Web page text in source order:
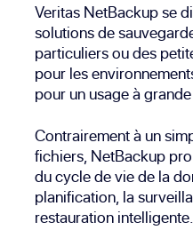
Veritas NetBackup se
solutions de
particuliers ou des
pour les
pour un usage à
Contrairement à un
fichiers, NetBackup
du cycle de vie de la
planification, la
restauration intelligente.